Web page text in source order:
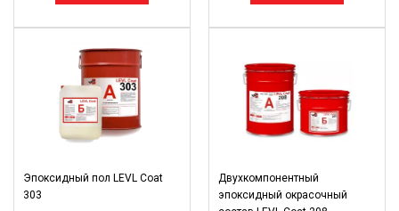
Эпоксидный пол LEVL Coat
303
Двухкомпонентный
эпоксидный окрасочный